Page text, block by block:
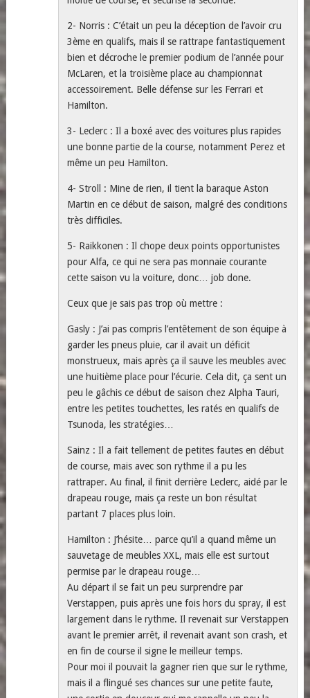
2- Norris : C’était un peu la déception de l’avoir cru
3ème en qualifs, mais il se rattrape fantastiquement
bien et décroche le premier podium de l’année pour
McLaren, et la troisième place au championnat
accessoirement. Belle défense sur les Ferrari et
Hamilton.
3- Leclerc : Il a boxé avec des voitures plus rapides
une bonne partie de la course, notamment Perez et
même un peu Hamilton.
4- Stroll : Mine de rien, il tient la baraque Aston
Martin en ce début de saison, malgré des conditions
très difficiles.
5- Raikkonen : Il chope deux points opportunistes
pour Alfa, ce qui ne sera pas monnaie courante
cette saison vu la voiture, donc… job done.
Ceux que je sais pas trop où mettre :
Gasly : J’ai pas compris l’entêtement de son équipe à
garder les pneus pluie, car il avait un déficit
monstrueux, mais après ça il sauve les meubles avec
une huitième place pour l’écurie. Cela dit, ça sent un
peu le gâchis ce début de saison chez Alpha Tauri,
entre les petites touchettes, les ratés en qualifs de
Tsunoda, les stratégies…
Sainz : Il a fait tellement de petites fautes en début
de course, mais avec son rythme il a pu les
rattraper. Au final, il finit derrière Leclerc, aidé par le
drapeau rouge, mais ça reste un bon résultat
partant 7 places plus loin.
Hamilton : J’hésite… parce qu’il a quand même un
sauvetage de meubles XXL, mais elle est surtout
permise par le drapeau rouge…
Au départ il se fait un peu surprendre par
Verstappen, puis après une fois hors du spray, il est
largement dans le rythme. Il revenait sur Verstappen
avant le premier arrêt, il revenait avant son crash, et
en fin de course il signe le meilleur temps.
Pour moi il pouvait la gagner rien que sur le rythme,
mais il a flingué ses chances sur une petite faute,